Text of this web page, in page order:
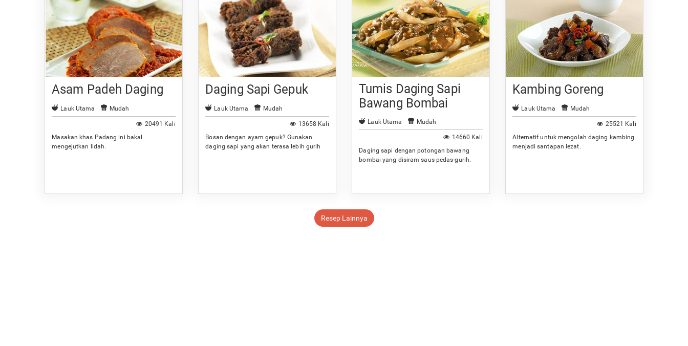
Asam Padeh Daging
Lauk Utama Mudah
20491 Kali
Masakan khas Padang ini bakal
mengejutkan lidah.
Daging Sapi Gepuk
Lauk Utama Mudah
13658 Kali
Bosan dengan ayam gepuk? Gunakan
daging sapi yang akan terasa lebih gurih
Tumis Daging Sapi
Bawang Bombai
Lauk Utama Mudah
14660 Kali
Daging sapi dengan potongan bawang
bombai yang disiram saus pedas-gurih.
Kambing Goreng
Lauk Utama Mudah
25521 Kali
Alternatif untuk mengolah daging kambing
menjadi santapan lezat.
Resep Lainnya